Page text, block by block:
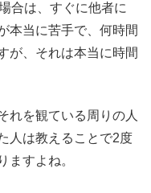
合は、すぐに他者に
本当に苦手で、何時間
が、それは本当に時間
れを観ている周りの人
人は教えることで2度
ますよね。